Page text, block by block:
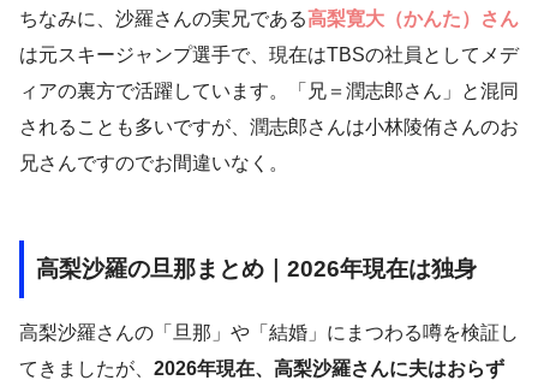
ちなみに、沙羅さんの実兄である高梨寛大（かんた）さん
は元スキージャンプ選手で、現在はTBSの社員としてメデ
ィアの裏方で活躍しています。「兄＝潤志郎さん」と混同
されることも多いですが、潤志郎さんは小林陵侑さんのお
兄さんですのでお間違いなく。
高梨沙羅の旦那まとめ｜2026年現在は独身
高梨沙羅さんの「旦那」や「結婚」にまつわる噂を検証し
てきましたが、 2026年現在、高梨沙羅さんに夫はおらず